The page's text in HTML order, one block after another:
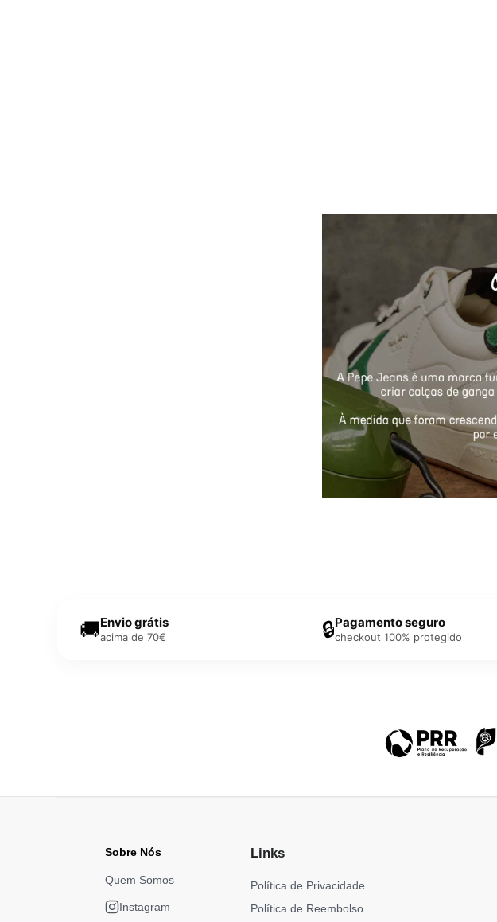
🚚Envio grátis
acima de 70€ 🔒Pagamento seguro
checkout 100% protegido
Sobre Nós
Quem Somos
Instagram
Links
Política de Privacidade
Política de Reembolso